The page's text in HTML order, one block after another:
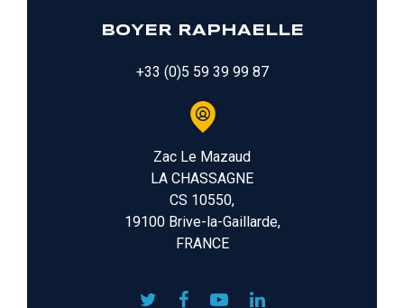
BOYER RAPHAELLE
+33 (0)5 59 39 99 87
Zac Le Mazaud
LA CHASSAGNE
CS 10550,
19100 Brive-la-Gaillarde,
FRANCE